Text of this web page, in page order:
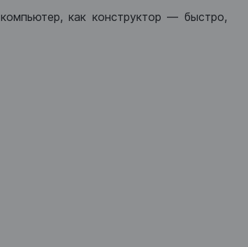
компьютер, как конструктор — быстро,